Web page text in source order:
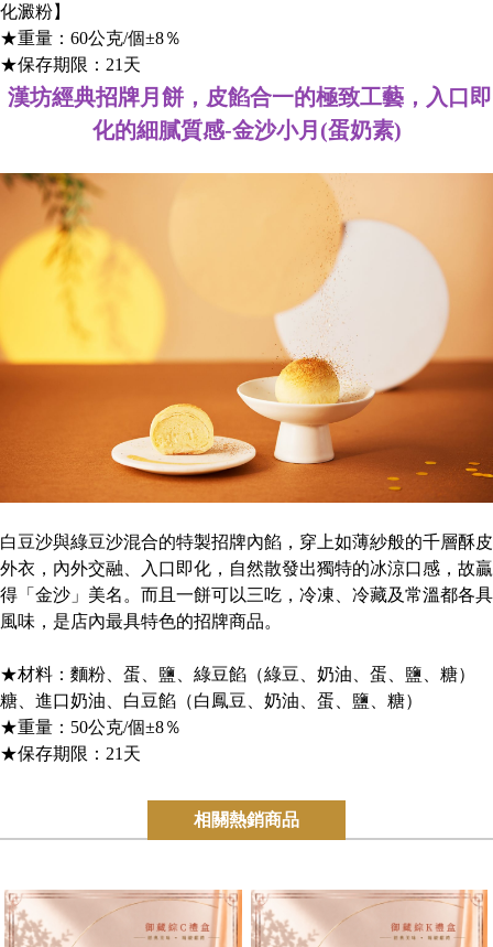
化澱粉】
★重量：60公克/個±8％
★保存期限：21天
漢坊經典招牌月餅，皮餡合一的極致工藝，入口即
化的細膩質感-金沙小月(蛋奶素)
白豆沙與綠豆沙混合的特製招牌內餡，穿上如薄紗般的千層酥皮
外衣，內外交融、入口即化，自然散發出獨特的冰涼口感，故贏
得「金沙」美名。而且一餅可以三吃，冷凍、冷藏及常溫都各具
風味，是店內最具特色的招牌商品。
★材料：麵粉、蛋、鹽、綠豆餡（綠豆、奶油、蛋、鹽、糖）
糖、進口奶油、白豆餡（白鳳豆、奶油、蛋、鹽、糖）
★重量：50公克/個±8％
★保存期限：21天
相關熱銷商品